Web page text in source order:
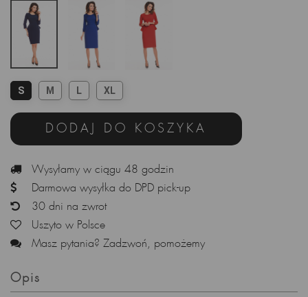
S M L XL
DODAJ DO KOSZYKA
Wysyłamy w ciągu 48 godzin
Darmowa wysyłka do DPD pick-up
30 dni na zwrot
Uszyto w Polsce
Masz pytania? Zadzwoń, pomożemy
Opis